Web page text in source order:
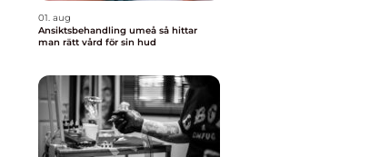
01. aug
Ansiktsbehandling umeå så hittar
man rätt vård för sin hud